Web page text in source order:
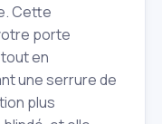
Cette
porte
en
une serrure de
plus